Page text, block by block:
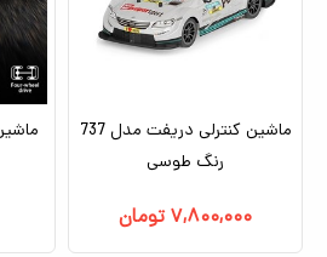
ماشین کنترلی دریفت مدل 737
رنگ طوسی
۷,۸۰۰,۰۰۰ تومان